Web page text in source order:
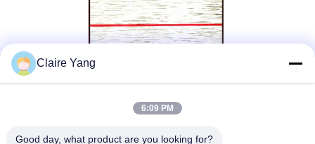
Claire Yang
6:09 PM
Good day, what product are you looking for?